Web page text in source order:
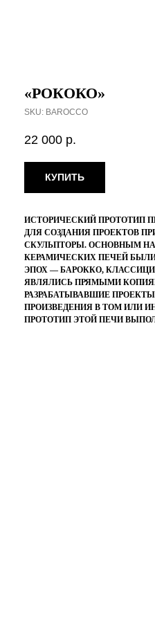
«РОКOКО»
SKU: BAROCCO
22 000 р.
КУПИТЬ
ИСТОРИЧЕСКИЙ ПРОТОТИП
ДЛЯ СОЗДАНИЯ ПРОЕКТОВ
СКУЛЬПТОРЫ. ОСНОВНЫМ
КЕРАМИЧЕСКИХ ПЕЧЕЙ
ЭПОХ — БАРОККО,
ЯВЛЯЛИСЬ ПРЯМЫМИ
РАЗРАБАТЫВАВШИЕ
ПРОИЗВЕДЕНИЯ В ТОМ ИЛИ
ПРОТОТИП ЭТОЙ ПЕЧИ